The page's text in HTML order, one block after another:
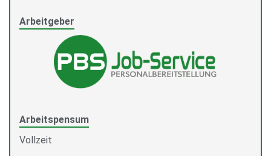
Arbeitgeber
Arbeitspensum
Vollzeit